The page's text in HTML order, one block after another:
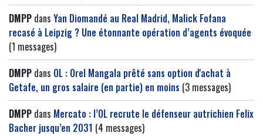
DMPP dans Yan Diomandé au Real Madrid, Malick Fofana
recasé à Leipzig ? Une étonnante opération d’agents évoquée
(1 messages)
DMPP dans OL : Orel Mangala prêté sans option d'achat à
Getafe, un gros salaire (en partie) en moins (3 messages)
DMPP dans Mercato : l’OL recrute le défenseur autrichien Felix
Bacher jusqu’en 2031 (4 messages)